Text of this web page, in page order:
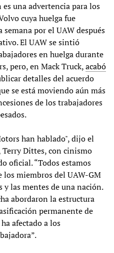
una advertencia para los
cuya huelga fue
por el UAW después
El UAW se sintió
en huelga durante
pero, en Mack Truck,acabó
detalles del acuerdo
se está moviendo aún más
de los trabajadores
han hablado", dijo el
Dittes, con cinismo
oficial. “Todos estamos
miembros del UAW-GM
y las mentes de una nación.
abordaron la estructura
permanente de
afectado a los